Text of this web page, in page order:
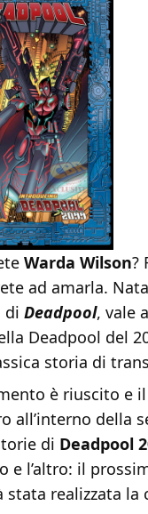
Warda Wilson?
ad amarla.
di Deadpool, vale
Deadpool del
storia di
è riuscito e
all’interno della
di Deadpool
e l’altro: il
stata realizzata la